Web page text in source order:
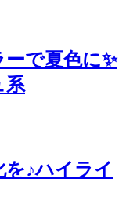
で夏色に✨
系
♪ハイライ